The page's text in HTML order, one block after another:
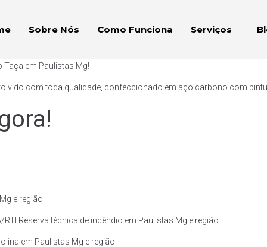
Sobre Nós Como Funciona Serviços
Taça em Paulistas Mg!
com toda qualidade, confeccionado em aço carbono com
e região.
Reserva técnica de incêndio em Paulistas Mg e região.
em Paulistas Mg e região.